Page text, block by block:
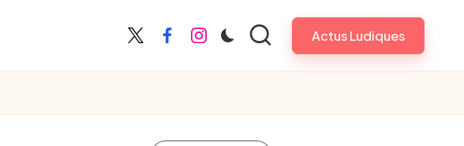
X FacebookInstagram Actus Ludiques